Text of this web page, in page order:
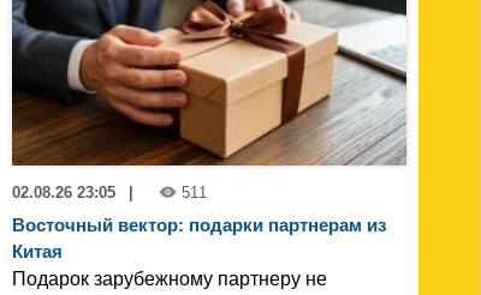
02.08.26 23:05 511
Восточный вектор: подарки партнерам из
Китая
Подарок зарубежному партнеру не